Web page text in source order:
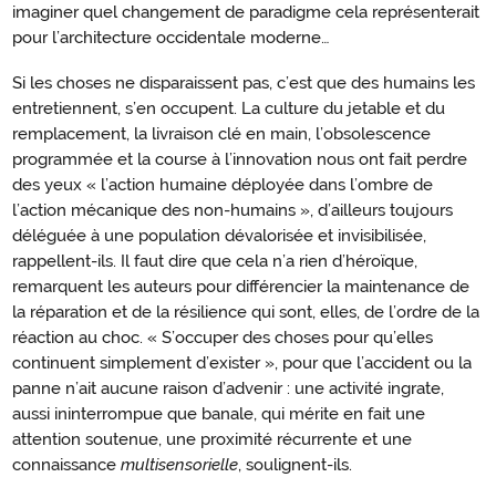
imaginer quel changement de paradigme cela représenterait
pour l’architecture occidentale moderne…
Si les choses ne disparaissent pas, c’est que des humains les
entretiennent, s’en occupent. La culture du jetable et du
remplacement, la livraison clé en main, l’obsolescence
programmée et la course à l’innovation nous ont fait perdre
des yeux « l’action humaine déployée dans l’ombre de
l’action mécanique des non-humains », d’ailleurs toujours
déléguée à une population dévalorisée et invisibilisée,
rappellent-ils. Il faut dire que cela n’a rien d’héroïque,
remarquent les auteurs pour différencier la maintenance de
la réparation et de la résilience qui sont, elles, de l’ordre de la
réaction au choc. « S’occuper des choses pour qu’elles
continuent simplement d’exister », pour que l’accident ou la
panne n’ait aucune raison d’advenir : une activité ingrate,
aussi ininterrompue que banale, qui mérite en fait une
attention soutenue, une proximité récurrente et une
connaissance multisensorielle, soulignent-ils.